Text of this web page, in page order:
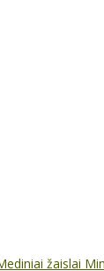
žaislai